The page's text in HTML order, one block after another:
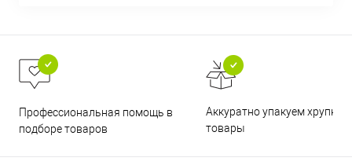
Профессиональная помощь в
подборе товаров
Аккуратно упакуем хрупкие
товары